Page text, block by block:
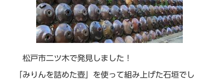
松戸市二ツ木で発見しました！
「みりんを詰めた壺」を使って組み上げた石垣でし